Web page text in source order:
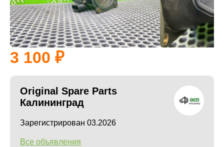
3 100
Original Spare Parts
Калининград
Зарегистрирован 03.2026
Все объявления